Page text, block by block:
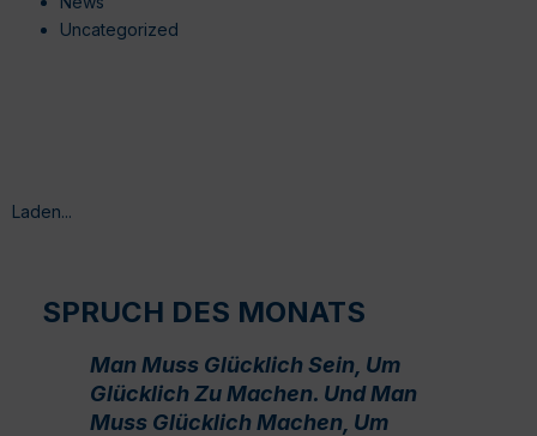
Uncategorized
Laden...
SPRUCH DES MONATS
Man Muss Glücklich Sein, Um
Glücklich Zu Machen. Und Man
Muss Glücklich Machen, Um